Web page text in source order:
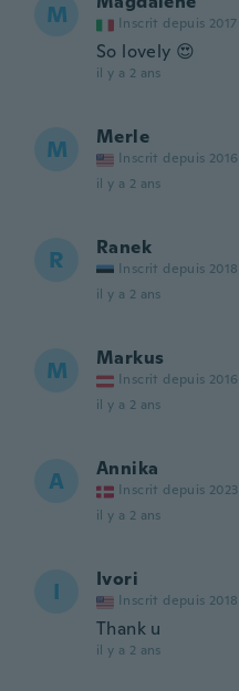
M Inscrit depuis 2017
So lovely 😍
il y a 2 ans
M Merle
Inscrit depuis 2016
il y a 2 ans
R Ranek
Inscrit depuis 2018
il y a 2 ans
M Markus
Inscrit depuis 2016
il y a 2 ans
A Annika
Inscrit depuis 2023
il y a 2 ans
I Ivori
Inscrit depuis 2018
Thank u
il y a 2 ans